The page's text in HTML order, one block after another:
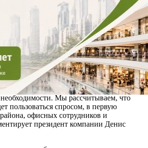
Меню» и интернет-магазин av.ru.
с пандемией коронавируса
трафик в минимаркетах в
города, но мы по-прежнему видим
к малому формату, поэтому
поддерживать его в Москве и Санкт-
магазина позволяет покрывать
сюда удобно зайти за кофе или
дня, купить полный набор продуктов
необходимости. Мы рассчитываем, что
пользоваться спросом, в первую
офисных сотрудников и
президент компании Денис